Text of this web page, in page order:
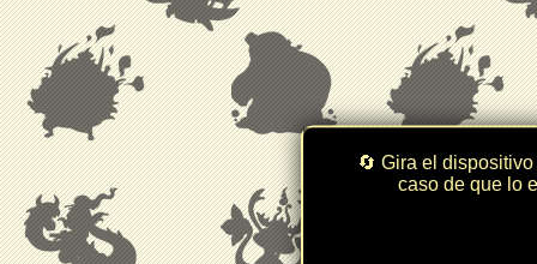
🔄 Gira el
caso de que lo